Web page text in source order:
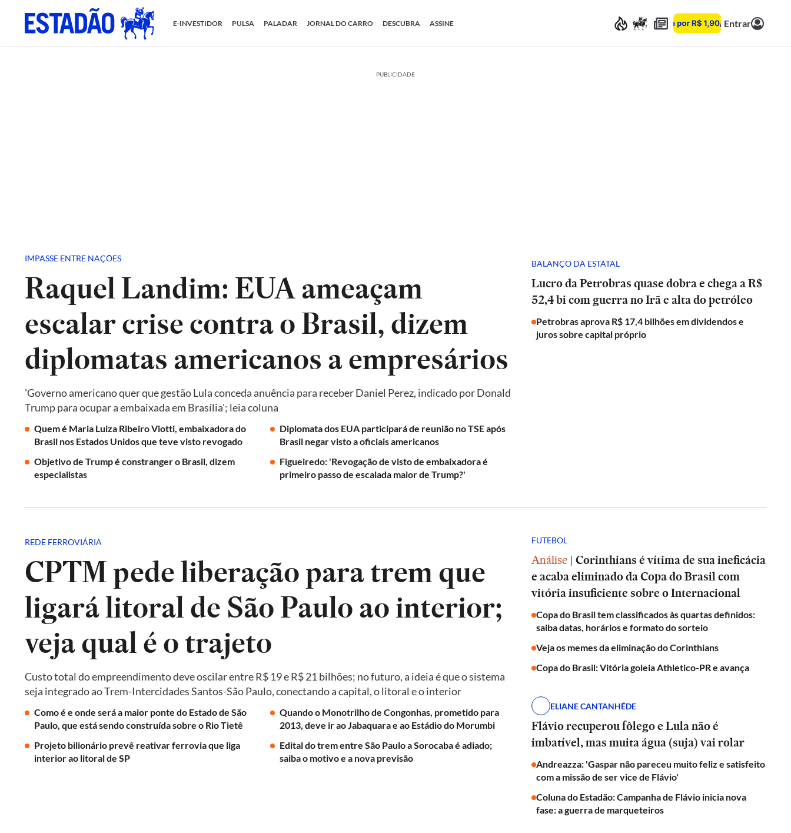
E-INVESTIDOR PULSA PALADAR JORNAL DO CARRO DESCUBRA ASSINE Entrar
PUBLICIDADE
IMPASSE ENTRE NAÇÕES
Raquel Landim: EUA ameaçam
escalar crise contra o Brasil, dizem
diplomatas americanos a empresários
'Governo americano quer que gestão Lula conceda anuência para receber Daniel Perez, indicado por Donald
Trump para ocupar a embaixada em Brasília'; leia coluna
Quem é Maria Luiza Ribeiro Viotti, embaixadora do
Brasil nos Estados Unidos que teve visto revogado
Diplomata dos EUA participará de reunião no TSE após
Brasil negar visto a oficiais americanos
Objetivo de Trump é constranger o Brasil, dizem
especialistas
Figueiredo: 'Revogação de visto de embaixadora é
primeiro passo de escalada maior de Trump?'
BALANÇO DA ESTATAL
Lucro da Petrobras quase dobra e chega a R$
52,4 bi com guerra no Irã e alta do petróleo
Petrobras aprova R$ 17,4 bilhões em dividendos e
juros sobre capital próprio
REDE FERROVIÁRIA
CPTM pede liberação para trem que
ligará litoral de São Paulo ao interior;
veja qual é o trajeto
Custo total do empreendimento deve oscilar entre R$ 19 e R$ 21 bilhões; no futuro, a ideia é que o sistema
seja integrado ao Trem-Intercidades Santos-São Paulo, conectando a capital, o litoral e o interior
Como é e onde será a maior ponte do Estado de São
Paulo, que está sendo construída sobre o Rio Tietê
Quando o Monotrilho de Congonhas, prometido para
2013, deve ir ao Jabaquara e ao Estádio do Morumbi
Projeto bilionário prevê reativar ferrovia que liga
interior ao litoral de SP
Edital do trem entre São Paulo a Sorocaba é adiado;
saiba o motivo e a nova previsão
FUTEBOL
Análise | Corinthians é vítima de sua ineficácia
e acaba eliminado da Copa do Brasil com
vitória insuficiente sobre o Internacional
Copa do Brasil tem classificados às quartas definidos:
saiba datas, horários e formato do sorteio
Veja os memes da eliminação do Corinthians
Copa do Brasil: Vitória goleia Athletico-PR e avança
ELIANE CANTANHÊDE
Flávio recuperou fôlego e Lula não é
imbatível, mas muita água (suja) vai rolar
Andreazza: 'Gaspar não pareceu muito feliz e satisfeito
com a missão de ser vice de Flávio'
Coluna do Estadão: Campanha de Flávio inicia nova
fase: a guerra de marqueteiros